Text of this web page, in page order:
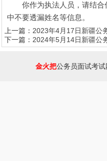
你作为执法人员，请结合
中不要透漏姓名等信息。
上一篇： 2023年4月17日新疆公
下一篇： 2024年5月14日新疆公
金火把公务员面试考试